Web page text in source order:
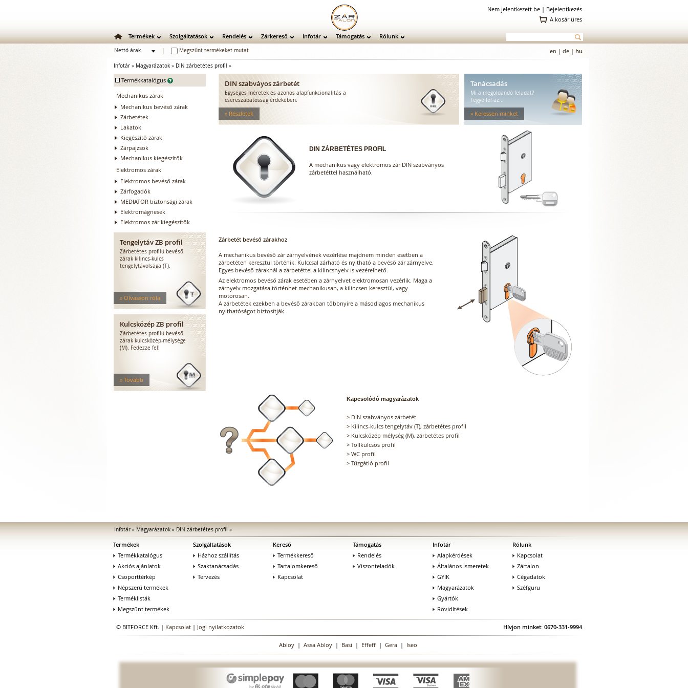
Nem jelentkezett be | Bejelentkezés
A kosár üres
Termékek Szolgáltatások Rendelés Zárkereső Infotár Támogatás Rólunk
Nettó árak
Megszűnt termékeket mutat en | de | hu
Infotár » Magyarázatok » DIN zárbetétes profil »
- Termékkatalógus
Mechanikus zárak
Mechanikus bevéső zárak
Zárbetétek
Lakatok
Kiegészítő zárak
Zárpajzsok
Mechanikus kiegészítők
Elektromos zárak
Elektromos bevéső zárak
Zárfogadók
MEDIATOR biztonsági zárak
Elektromágnesek
Elektromos zár kiegészítők
Tengelytáv ZB profil
Zárbetétes profilú bevéső
zárak kilincs-kulcs
tengelytávolsága (T).
» Olvasson róla
Kulcsközép ZB profil
Zárbetétes profilú bevéső
zárak kulcsközép-mélysége
(M). Fedezze fel!
» Tovább
DIN szabváyos zárbetét
Egységes méretek és azonos alapfunkcionalitás a
csereszabatosság érdekében.
» Részletek
Tanácsadás
Mi a megoldandó feladat?
Tegye fel az...
» Keressen minket
DIN ZÁRBETÉTES PROFIL
A mechanikus vagy elektromos zár DIN szabványos
zárbetéttel használható.
Zárbetét bevéső zárakhoz
A mechanikus bevéső zár zárnyelvének vezérlése majdnem minden esetben a
zárbetéten keresztül történik. Kulccsal zárható és nyitható a bevéső zár zárnyelve.
Egyes bevéső záraknál a zárbetéttel a kilincsnyelv is vezérelhető.
Az elektromos bevéső zárak esetében a zárnyelvet elektromosan vezérlik. Maga a
zárnyelv mozgatása történhet mechanikusan, a kilincsen keresztül, vagy
motorosan.
A zárbetétek ezekben a bevéső zárakban többnyire a másodlagos mechanikus
nyithatóságot biztosítják.
Kapcsolódó magyarázatok
> DIN szabványos zárbetét
> Kilincs-kulcs tengelytáv (T), zárbetétes profil
> Kulcsközép mélység (M), zárbetétes profil
> Tollkulcsos profil
> WC profil
> Tűzgátló profil
Infotár» Magyarázatok» DIN zárbetétes profil »
Termékek
Termékkatalógus
Akciós ajánlatok
Csoporttérkép
Népszerű termékek
Terméklisták
Megszűnt termékek
Szolgáltatások
Házhoz szállítás
Szaktanácsadás
Tervezés
Kereső
Termékkereső
Tartalomkereső
Kapcsolat
Támogatás
Rendelés
Viszonteladók
Infotár
Alapkérdések
Általános ismeretek
GYIK
Magyarázatok
Gyártók
Rövidítések
Rólunk
Kapcsolat
Zártalon
Cégadatok
Széfguru
© BITFORCE Kft. | Kapcsolat | Jogi nyilatkozatok Hívjon minket: 0670-331-9994
Abloy| Assa Abloy| Basi | Effeff| Gera| Iseo